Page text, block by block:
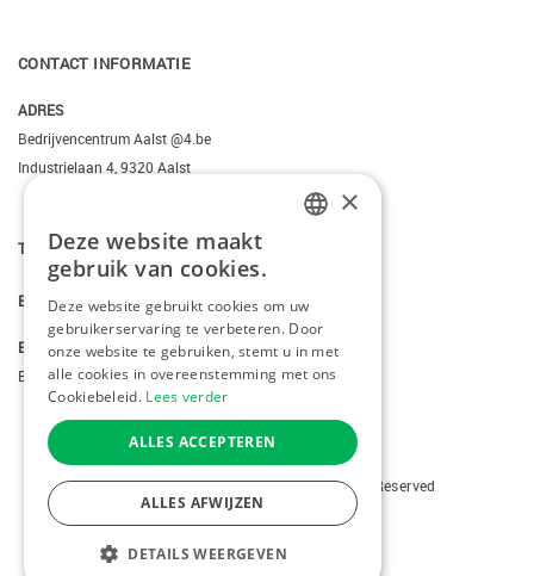
CONTACT INFORMATIE
ADRES
Bedrijvencentrum Aalst @4.be
Industrielaan 4, 9320 Aalst
T. +3223095206
E. info@kiddotravel.be
BTW
BE 0685795740
Copyright © 2026 Kiddotravel. All Rights Reserved
webdesignby conversal
ENGLISH
×
Deze website maakt
gebruik van cookies.
Deze website gebruikt cookies om uw
gebruikerservaring te verbeteren. Door
onze website te gebruiken, stemt u in met
alle cookies in overeenstemming met ons
Cookiebeleid. Lees verder
ALLES ACCEPTEREN
ALLES AFWIJZEN
DETAILS WEERGEVEN